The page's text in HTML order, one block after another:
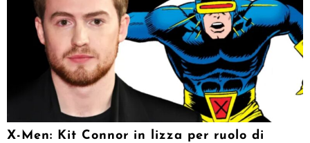
X-Men: Kit Connor in lizza per ruolo di